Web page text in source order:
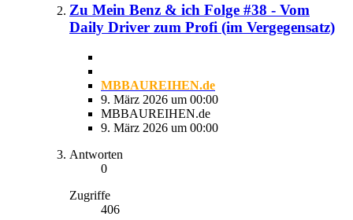
Zu Mein Benz & ich Folge #38 - Vom
Daily Driver zum Profi (im Vergegensatz)
MBBAUREIHEN.de
9. März 2026 um 00:00
MBBAUREIHEN.de
9. März 2026 um 00:00
Antworten
0
Zugriffe
406